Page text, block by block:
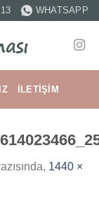
WHATSAPP
İLETIŞIM
1440 ×